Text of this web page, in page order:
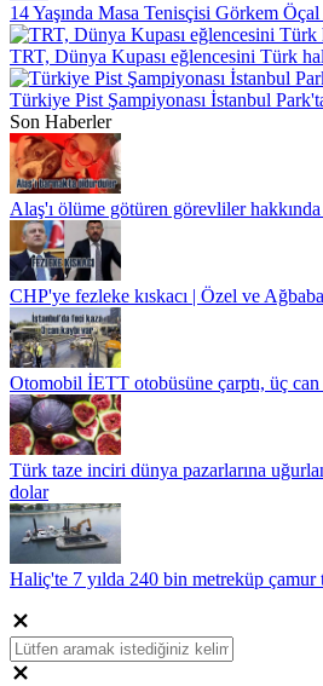
14 Yaşında Masa Tenisçisi Görkem
TRT, Dünya Kupası eğlencesini Türk
Türkiye Pist Şampiyonası İstanbul
Son Haberler
Alaş'ı ölüme götüren görevliler hakkında
CHP'ye fezleke kıskacı | Özel ve
Otomobil İETT otobüsüne çarptı, üç can
Türk taze inciri dünya pazarlarına
dolar
Haliç'te 7 yılda 240 bin metreküp çamur